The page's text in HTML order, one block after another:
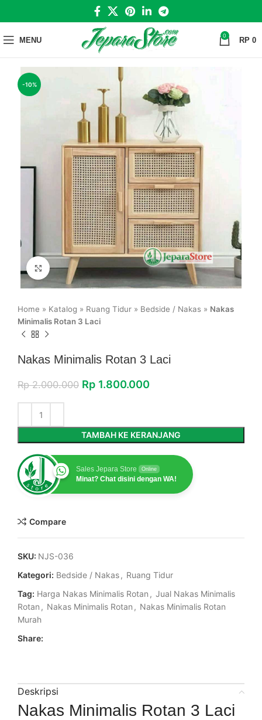
MENU 0 RP 0
-10%
Click to enlarge
Home » Katalog » Ruang Tidur » Bedside / Nakas » Nakas
Minimalis Rotan 3 Laci
Nakas Minimalis Rotan 3 Laci
Rp2.000.000 Rp 1.800.000
TAMBAH KE KERANJANG
Sales Jepara Store Online
Minat? Chat disini dengan WA!
Compare
SKU: NJS-036
Kategori: Bedside / Nakas, Ruang Tidur
Tag: Harga Nakas Minimalis Rotan , Jual Nakas Minimalis
Rotan , Nakas Minimalis Rotan , Nakas Minimalis Rotan
Murah
Share:
Deskripsi
Nakas Minimalis Rotan 3 Laci